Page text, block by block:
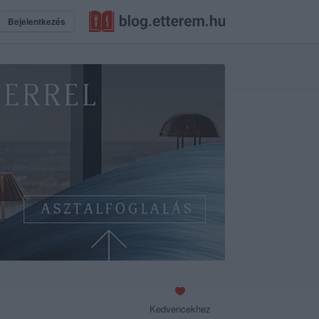
Bejelentkezés
Kedvencekhez